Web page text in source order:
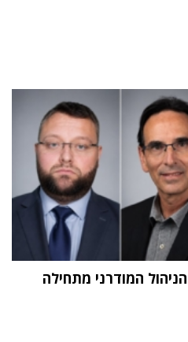
המודרני מתחילה